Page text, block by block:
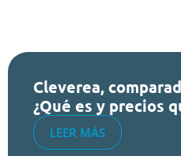
Cleverea,
¿Qué es y precios
LEER MÁS